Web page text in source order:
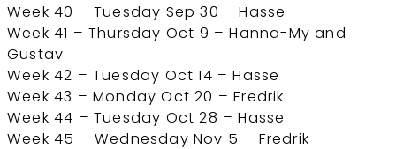
Week 40 – Tuesday Sep 30 – Hasse
Week 41 – Thursday Oct 9 – Hanna-My and
Gustav
Week 42 – Tuesday Oct 14 – Hasse
Week 43 – Monday Oct 20 – Fredrik
Week 44 – Tuesday Oct 28 – Hasse
Week 45 – Wednesday Nov 5 – Fredrik